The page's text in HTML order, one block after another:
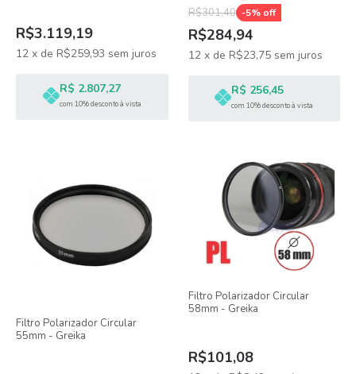
R$3.119,19
12 x de R$259,93 sem juros
R$ 2.807,27
com 10% desconto à vista
R$301,40 -5% off
R$284,94
12 x de R$23,75 sem juros
R$ 256,45
com 10% desconto à vista
Filtro Polarizador Circular
55mm - Greika
Filtro Polarizador Circular
58mm - Greika
R$101,08